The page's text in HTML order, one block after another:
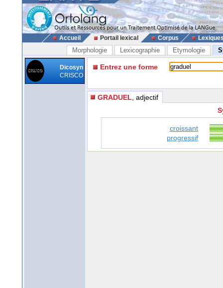
Accueil Portail lexical Corpus
Morphologie Lexicographie Etymologie
Dicosyn
CRISCO
Entrez une forme
GRADUEL , adjectif
croissant
progressif